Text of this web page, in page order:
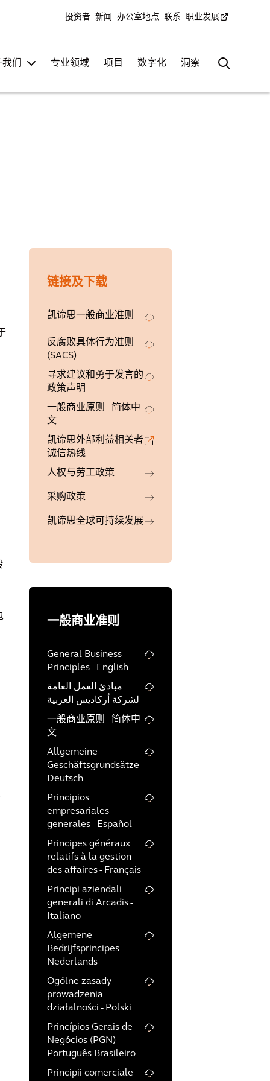
投资者 新闻 办公室地点 联系 职业发展
们 专业领域 项目 数字化 洞察
链接及下载
凯谛思一般商业准则
反腐败具体行为准则
(SACS)
寻求建议和勇于发言的
政策声明
一般商业原则 - 简体中
文
凯谛思外部利益相关者
诚信热线
人权与劳工政策
采购政策
凯谛思全球可持续发展
一般商业准则
General Business
Principles - English
مبادئ العمل العامة
لشركة أركاديس العربية
一般商业原则 - 简体中
文
Allgemeine
Geschäftsgrundsätze -
Deutsch
Principios
empresariales
generales - Español
Principes généraux
relatifs à la gestion
des affaires - Français
Principi aziendali
generali di Arcadis -
Italiano
Algemene
Bedrijfsprincipes -
Nederlands
Ogólne zasady
prowadzenia
działalności - Polski
Princípios Gerais de
Negócios (PGN) -
Português Brasileiro
Principii comerciale